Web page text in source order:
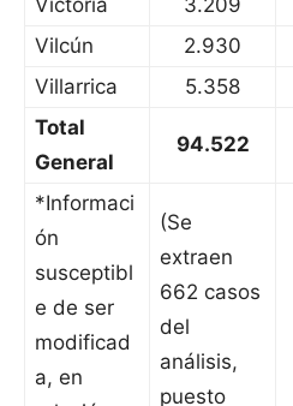
Victoria 3.209
Vilcún
2.930
Villarrica
5.358
Total
General
94.522
*Informaci
ón
susceptibl
e de ser
modificad
a, en
(Se
extraen
662 casos
del
análisis,
puesto